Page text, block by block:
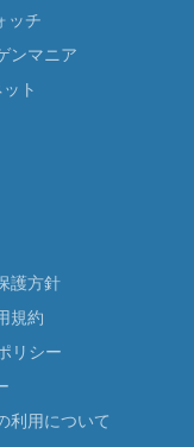
ッチ
ンマニア
ト
護方針
規約
リシー
利用について